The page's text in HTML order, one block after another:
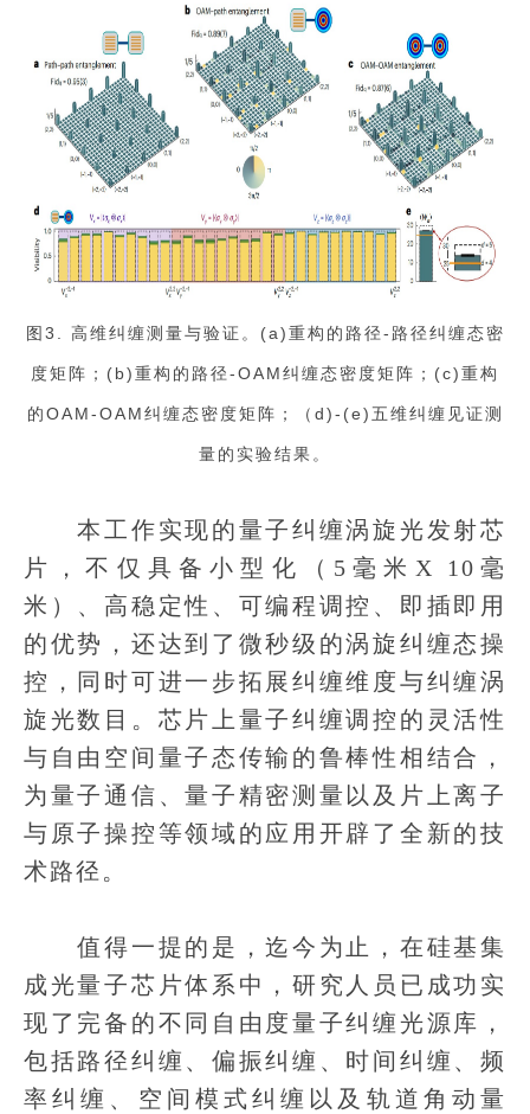
图3. 高维纠缠测量与验证。(a)重构的路径-路径纠缠态密
度矩阵；(b)重构的路径-OAM纠缠态密度矩阵；(c)重构
的OAM-OAM纠缠态密度矩阵；（d)-(e)五维纠缠见证测
量的实验结果。
本工作实现的量子纠缠涡旋光发射芯
片，不仅具备小型化（5毫米X 10毫
米）、高稳定性、可编程调控、即插即用
的优势，还达到了微秒级的涡旋纠缠态操
控，同时可进一步拓展纠缠维度与纠缠涡
旋光数目。芯片上量子纠缠调控的灵活性
与自由空间量子态传输的鲁棒性相结合，
为量子通信、量子精密测量以及片上离子
与原子操控等领域的应用开辟了全新的技
术路径。
值得一提的是，迄今为止，在硅基集
成光量子芯片体系中，研究人员已成功实
现了完备的不同自由度量子纠缠光源库，
包括路径纠缠、偏振纠缠、时间纠缠、频
率纠缠、空间模式纠缠以及轨道角动量